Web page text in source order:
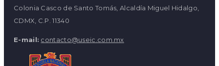
Colonia Casco de Santo Tomás, Alcaldía Miguel Hidalgo,
CDMX, C.P. 11340
E-mail: contacto@useic.com.mx